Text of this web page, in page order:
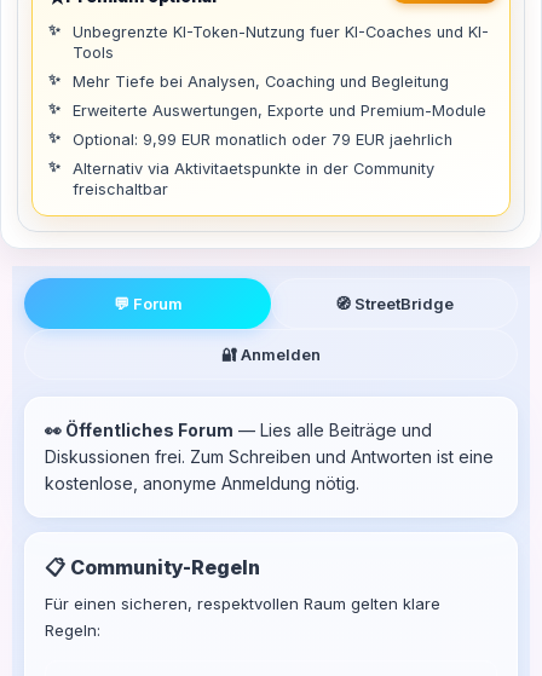
Unbegrenzte KI-Token-Nutzung fuer KI-Coaches und KI-
Tools
Mehr Tiefe bei Analysen, Coaching und Begleitung
Erweiterte Auswertungen, Exporte und Premium-Module
Optional: 9,99 EUR monatlich oder 79 EUR jaehrlich
Alternativ via Aktivitaetspunkte in der Community
freischaltbar
💬 Forum 🧭 StreetBridge
🔐 Anmelden
👀 Öffentliches Forum — Lies alle Beiträge und
Diskussionen frei. Zum Schreiben und Antworten ist eine
kostenlose, anonyme Anmeldung nötig.
📋 Community-Regeln
Für einen sicheren, respektvollen Raum gelten klare
Regeln: